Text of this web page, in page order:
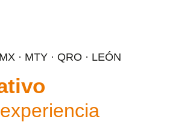
· MTY · QRO · LEÓN